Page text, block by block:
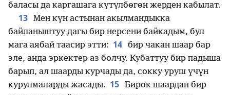
баласы да каргашага күтүлбөгөн жерден кабылат.
13 Мен күн астынан акылмандыкка
байланыштуу дагы бир нерсени байкадым, бул
мага аябай таасир этти: 14 бир чакан шаар бар
эле, анда эркектер аз болчу. Кубаттуу бир падыша
барып, ал шаарды курчады да, сокку уруш үчүн
курулмаларды жасады. 15 Бирок шаардан бир